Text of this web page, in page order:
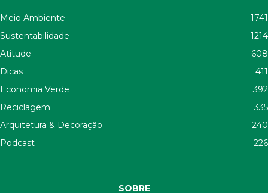
Meio Ambiente
1741
Sustentabilidade
1214
Atitude
608
Dicas
411
Economia Verde
392
Reciclagem
335
Arquitetura & Decoração
240
Podcast
226
SOBRE